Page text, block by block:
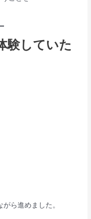
験していた
ら進めました。